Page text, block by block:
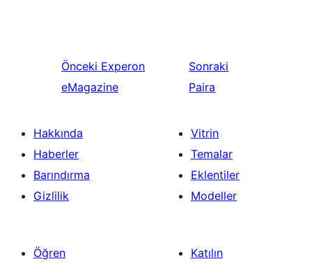
Önceki Experon
eMagazine
Sonraki
Paira
Hakkında
Haberler
Barındırma
Gizlilik
Vitrin
Temalar
Eklentiler
Modeller
Öğren
Katılın